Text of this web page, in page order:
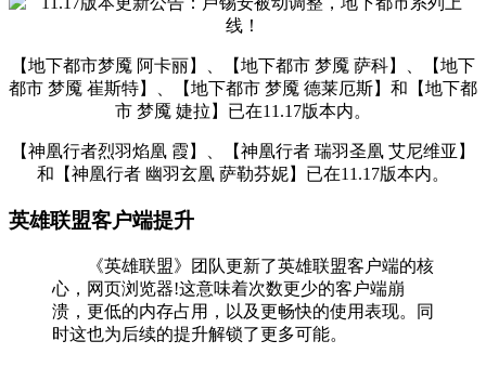
【地下都市梦魇 阿卡丽】、【地下都市 梦魇 萨科】、【地下
都市 梦魇 崔斯特】、【地下都市 梦魇 德莱厄斯】和【地下都
市 梦魇 婕拉】已在11.17版本内。
【神凰行者烈羽焰凰 霞】、【神凰行者 瑞羽圣凰 艾尼维亚】
和【神凰行者 幽羽玄凰 萨勒芬妮】已在11.17版本内。
英雄联盟客户端提升
《英雄联盟》团队更新了英雄联盟客户端的核
心，网页浏览器!这意味着次数更少的客户端崩
溃，更低的内存占用，以及更畅快的使用表现。同
时这也为后续的提升解锁了更多可能。